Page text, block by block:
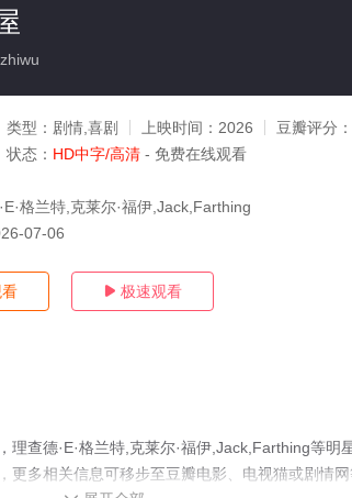
类型： 剧情,喜剧 上映时间： 2026 豆瓣评分：
状态： HD中字/高清 - 免费在线观看
格兰特,克莱尔·福伊,Jack,Farthing
07-06
 极速观看
查德·E·格兰特,克莱尔·福伊,Jack,Farthing等明
多相关信息可移步至豆瓣电影、电视猫或剧情网